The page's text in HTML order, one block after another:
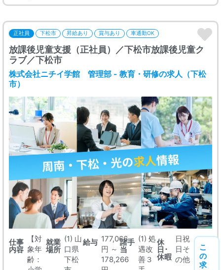
正社員 下松市 昇給あり 賞与あり 車通勤OK
放課後児童支援（正社員）／下松市放課後児童ク
ラブ／下松市
株式会社ニチイ学館 管理部 - 教育・研修の求人（下松
市）
仕事
内容
【対
象年
齢：
就業
場所
(1) 山
口県
下松
給与 177,066
円 ～
178,266
諸手
当
(1) 処
遇改
善３
休
日･
休暇
日祝
日そ
の他
こ
の
求